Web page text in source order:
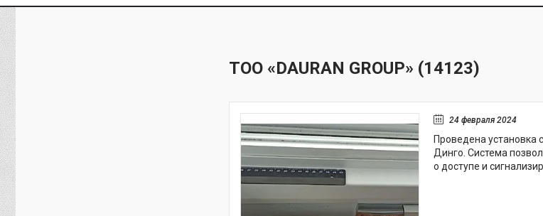
ТОО «DAURAN GROUP» (14123)
24 февраля 2024
Проведена установка
Динго. Система
о доступе и